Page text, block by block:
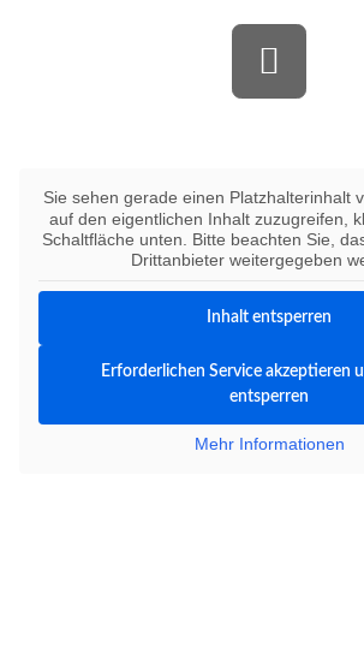
Sie sehen gerade einen Platzhalterinhalt
auf den eigentlichen Inhalt zuzugreifen,
Schaltfläche unten. Bitte beachten Sie,
Drittanbieter weitergegeben
Inhalt entsperren
Erforderlichen Service akzeptieren
entsperren
Mehr Informationen